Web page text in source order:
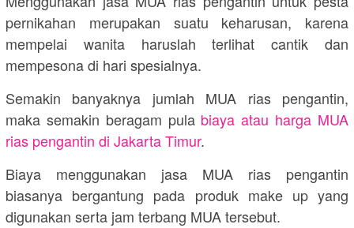
pernikahan merupakan suatu keharusan, karena
mempelai wanita haruslah terlihat cantik dan
mempesona di hari spesialnya.
Semakin banyaknya jumlah MUA rias pengantin,
maka semakin beragam pula biaya atau harga MUA
rias pengantin di Jakarta Timur.
Biaya menggunakan jasa MUA rias pengantin
biasanya bergantung pada produk make up yang
digunakan serta jam terbang MUA tersebut.